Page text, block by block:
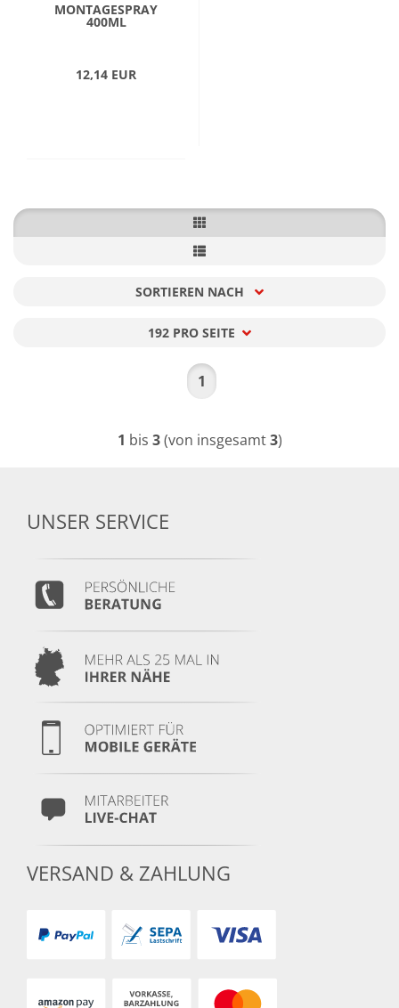
MONTAGESPRAY
400ML
12,14 EUR
SORTIEREN NACH
192 PRO SEITE
1
1 bis 3(von insgesamt3)
UNSER SERVICE
VERSAND & ZAHLUNG